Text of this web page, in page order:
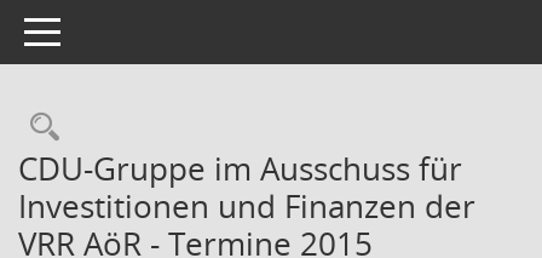
Toggle navigation
Rechercheauswahl
CDU-Gruppe im Ausschuss für
Investitionen und Finanzen der
VRR AöR - Termine 2015